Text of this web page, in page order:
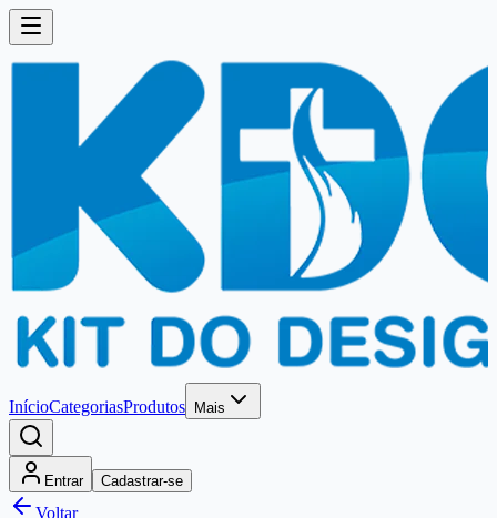
InícioCategoriasProdutos Mais
Entrar Cadastrar-se
Voltar